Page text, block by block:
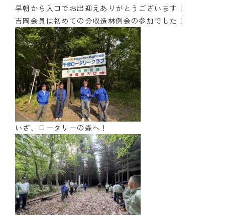
早朝から入口でお出迎えありがとうございます！
吉岡会員は初めての分収造林例会の参加でした！
いざ、ロータリーの森へ！